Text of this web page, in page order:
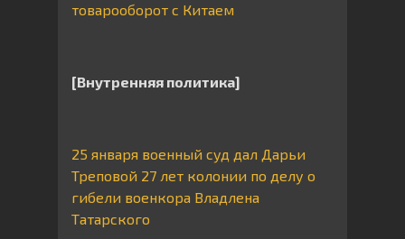
товарооборот с Китаем
[Внутренняя политика]
25 января военный суд дал Дарьи
Треповой 27 лет колонии по делу о
гибели военкора Владлена
Татарского